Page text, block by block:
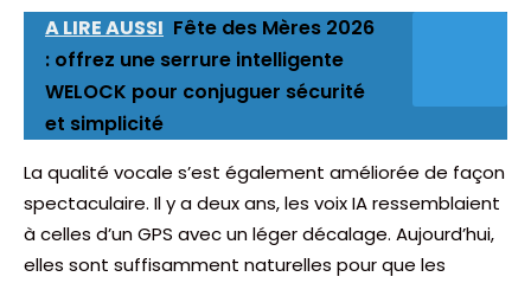
A LIRE AUSSI Fête des Mères 2026
: offrez une serrure intelligente
WELOCK pour conjuguer sécurité
et simplicité
La qualité vocale s’est également améliorée de façon
spectaculaire. Il y a deux ans, les voix IA ressemblaient
à celles d’un GPS avec un léger décalage. Aujourd’hui,
elles sont suffisamment naturelles pour que les